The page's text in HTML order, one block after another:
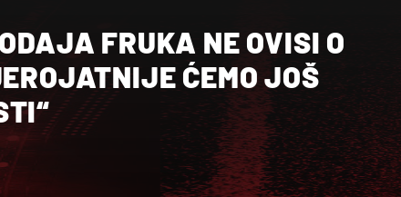
FRUKA NE OVISI O
ĆEMO JOŠ